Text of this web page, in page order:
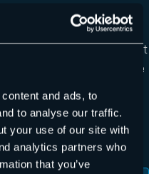
and ads, to
to analyse our traffic.
your use of our site with
analytics partners who
that you’ve
Malware-Anhang
abgefangen bzw.
derartige E-Mails erst
ein. Sobald die
unterzogen
zurückgehaltenen
in den Unternehmen